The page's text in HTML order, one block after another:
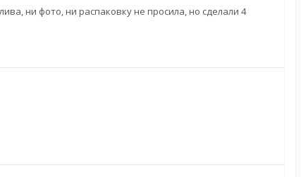
ни фото, ни распаковку не просила, но сделали 4